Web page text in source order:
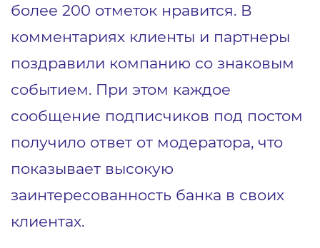
более 200 отметок нравится. В
комментариях клиенты и партнеры
поздравили компанию со знаковым
событием. При этом каждое
сообщение подписчиков под постом
получило ответ от модератора, что
показывает высокую
заинтересованность банка в своих
клиентах.